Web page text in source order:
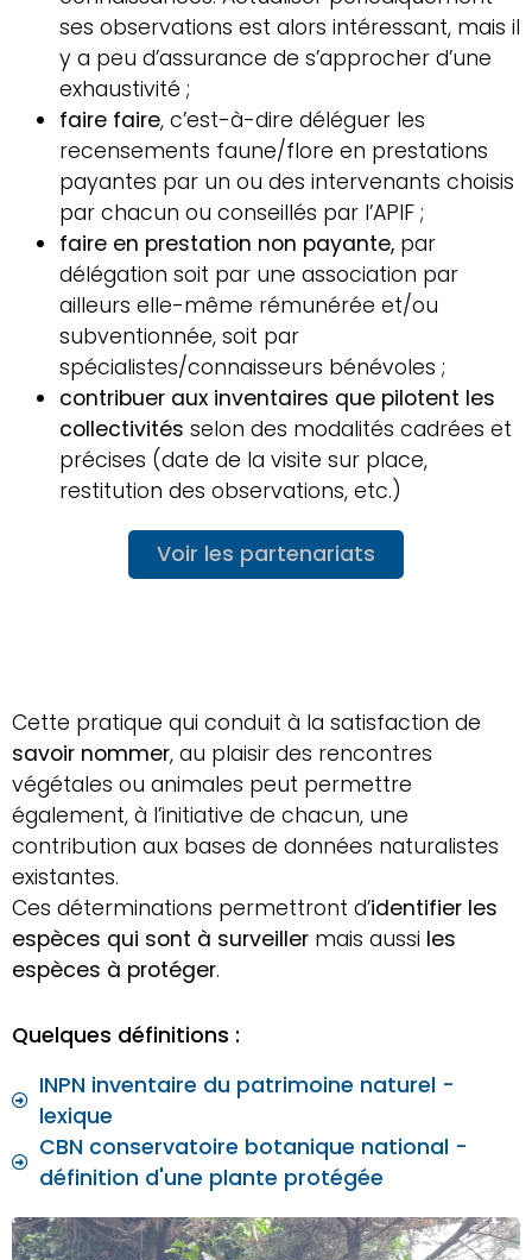
ses observations est alors intéressant, mais il
y a peu d’assurance de s’approcher d’une
exhaustivité ;
faire faire, c’est-à-dire déléguer les
recensements faune/flore en prestations
payantes par un ou des intervenants choisis
par chacun ou conseillés par l’APIF ;
faire en prestation non payante, par
délégation soit par une association par
ailleurs elle-même rémunérée et/ou
subventionnée, soit par
spécialistes/connaisseurs bénévoles ;
contribuer aux inventaires que pilotent les
collectivités selon des modalités cadrées et
précises (date de la visite sur place,
restitution des observations, etc.)
Voir les partenariats
Cette pratique qui conduit à la satisfaction de
savoir nommer, au plaisir des rencontres
végétales ou animales peut permettre
également, à l’initiative de chacun, une
contribution aux bases de données naturalistes
existantes.
Ces déterminations permettront d’identifier les
espèces qui sont à surveiller mais aussi les
espèces à protéger.
Quelques définitions :
INPN inventaire du patrimoine naturel -
lexique
CBN conservatoire botanique national -
définition d'une plante protégée